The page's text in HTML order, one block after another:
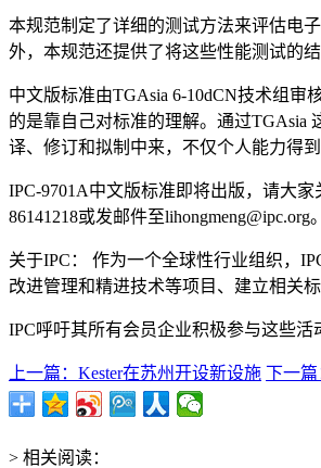
本规范制定了详细的测试方法来评估电
外，本规范还提供了将这些性能测试的
中文版标准由TGAsia 6-10dCN技术组
的是靠自己对标准的理解。通过TGAsia
译、修订和拟制中来，不仅个人能力得
IPC-9701A中文版标准即将出版，请大
86141218或发邮件至lihongmeng@ipc.org。
关于IPC： 作为一个全球性行业组织，
改进管理和精进技术等项目、建立相关
IPC呼吁其所有会员企业积极参与这些活
上一篇：Kester在苏州开设新设施 下一
> 相关阅读：